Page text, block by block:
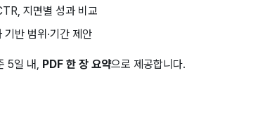
지면별 성과 비교
기반 범위·기간 제안
5일 내, PDF 한 장 요약으로 제공합니다.